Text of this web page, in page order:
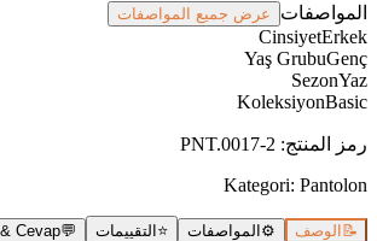
المواصفات عرض جميع المواصفات
CinsiyetErkek
Yaş GrubuGenç
SezonYaz
KoleksiyonBasic
رمز المنتج:
PNT.0017-2
Kategori: Pantolon
📝 الوصف ⚙️ المواصفات ⭐ التقييمات 💬
Cevap